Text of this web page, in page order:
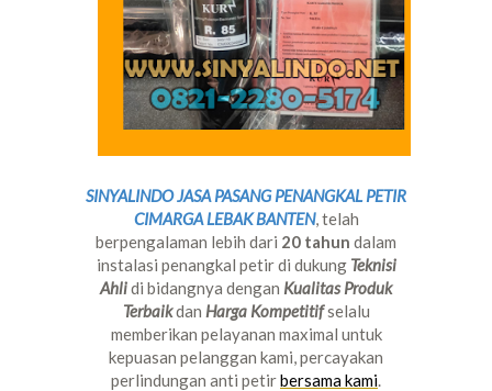
SINYALINDO JASA PASANG PENANGKAL PETIR
CIMARGA LEBAK BANTEN, telah
berpengalaman lebih dari 20 tahun dalam
instalasi penangkal petir di dukung Teknisi
Ahlidi bidangnya dengan Kualitas Produk
Terbaikdan Harga Kompetitifselalu
memberikan pelayanan maximal untuk
kepuasan pelanggan kami, percayakan
perlindungan anti petirbersama kami.